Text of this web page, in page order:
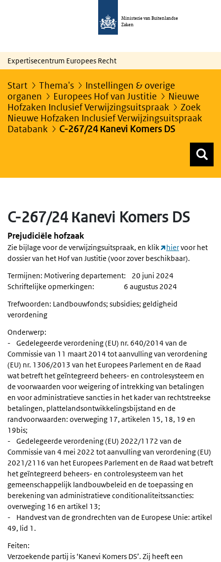
Ministerie van Buitenlandse
Zaken
Expertisecentrum Europees Recht
Start Thema's
Instellingen & overige
organen
Europees Hof van Justitie
Nieuwe
Hofzaken Inclusief Verwijzingsuitspraak
Zoek
Nieuwe Hofzaken Inclusief Verwijzingsuitspraak
Databank
C-267/24 Кanevi Komers DS
C-267/24 Кanevi Komers DS
Prejudiciële hofzaak
Zie bijlage voor de verwijzingsuitspraak, en klik hiervoor het
dossier van het Hof van Justitie (voor zover beschikbaar).
Termijnen: Motivering departement: 20 juni 2024
Schriftelijke opmerkingen: 6 augustus 2024
Trefwoorden: Landbouwfonds; subsidies; geldigheid
verordening
Onderwerp:
- Gedelegeerde verordening (EU) nr. 640/2014 van de
Commissie van 11 maart 2014 tot aanvulling van verordening
(EU) nr. 1306/2013 van het Europees Parlement en de Raad
wat betreft het geïntegreerd beheers- en controlesysteem en
de voorwaarden voor weigering of intrekking van betalingen
en voor administratieve sancties in het kader van rechtstreekse
betalingen, plattelandsontwikkelingsbijstand en de
randvoorwaarden: overweging 17, artikelen 15, 18, 19 en
19bis;
- Gedelegeerde verordening (EU) 2022/1172 van de
Commissie van 4 mei 2022 tot aanvulling van verordening (EU)
2021/2116 van het Europees Parlement en de Raad wat betreft
het geïntegreerd beheers- en controlesysteem van het
gemeenschappelijk landbouwbeleid en de toepassing en
berekening van administratieve conditionaliteitssancties:
overweging 16 en artikel 13;
- Handvest van de grondrechten van de Europese Unie: artikel
49, lid 1.
Feiten:
Verzoekende partij is ‘Kanevi Komers DS’. Zij heeft een